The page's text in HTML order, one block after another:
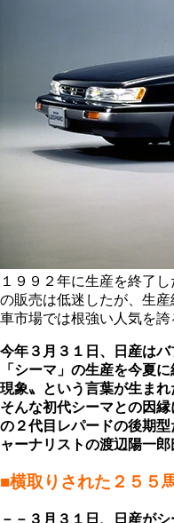
１９９２年に生産を終了
の販売は低迷したが、生
車市場では根強い人気を誇
今年３月３１日、日産は
「シーマ」の生産を今夏
現象〟という言葉が生まれ
そんな初代シーマとの因
の２代目レパードの後期
ャーナリストの渡辺陽一郎
■横取りされた２５５
－－３月３１日、日産が